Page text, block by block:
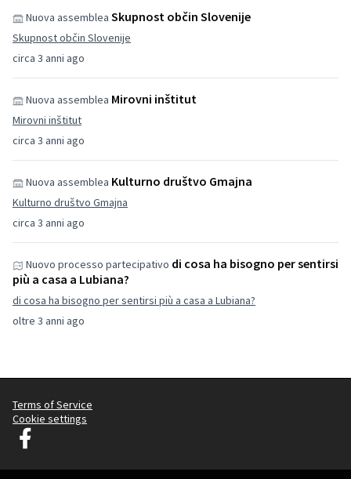
circa 3 anni ago
Nuova assemblea Skupnost občin Slovenije
Skupnost občin Slovenije
circa 3 anni ago
Nuova assemblea Mirovni inštitut
Mirovni inštitut
circa 3 anni ago
Nuova assemblea Kulturno društvo Gmajna
Kulturno društvo Gmajna
oltre 3 anni ago
Nuovo processo partecipativo di cosa ha bisogno per sentirsi
più a casa a Lubiana?
di cosa ha bisogno per sentirsi più a casa a Lubiana?
Terms of Service
Cookie settings
Decidim Lubiana su Facebook